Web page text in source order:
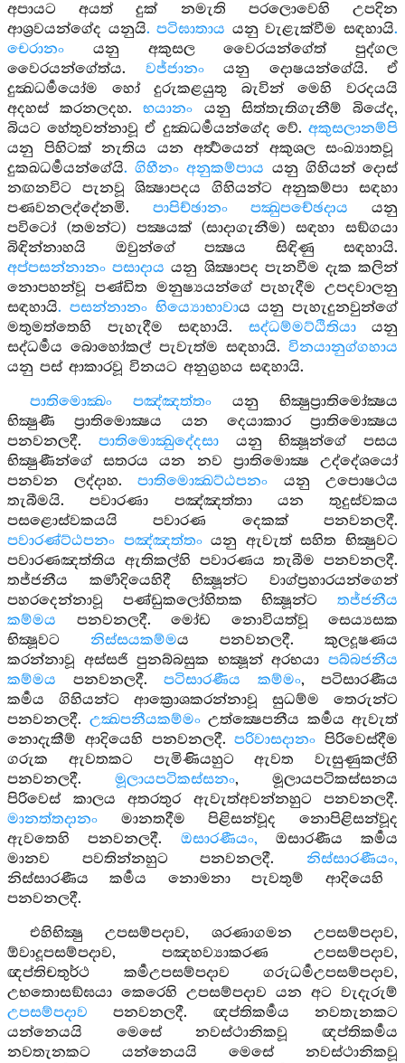
අපායට අයත් දුක් නමැති පරලොවෙහි උපදින
ආශ්‍රවයන්ගේද යනුයි. පටිඝාතාය යනු වැළැක්වීම සඳහායි.
චෙරානං යනු අකුසල වෛරයන්ගේත් පුද්ගල
වෛරයන්ගේත්ය. වජ්ජානංයනු දොෂයන්ගේයි. ඒ
දුක්‍ඛධර්‍මයෝම හෝ දුරුකළයුතු බැවින් මෙහි වරදයයි
අදහස් කරනලදහ.භයානං යනු සිත්තැතිගැනීම් බියේද,
බියට හේතුවන්නාවූ ඒ දුක්‍ඛධර්‍මයන්ගේද වේ. අකුසලානම්පි
යනු පිහිටක් නැතිය යන අර්‍ත්‍ථයෙන් අකුශල සංඛ්‍යාතවූ
දුකඛධර්‍මයන්ගේයි. ගිහීනං අනුකම්පාය යනු ගිහියන් දොස්
නඟනවිට පැනවූ ශික්‍ෂාපදය ගිහියන්ට අනුකම්පා සඳහා
පණවනලද්දේනමි. පාපිච්ඡානං පක්‍ඛුපචේඡදාය යනු
පවිටෝ (තමන්ට) පක්‍ෂයක් (සාදාගැනීම) සඳහා සඞ්ගයා
බිඳින්නාහයි ඔවුන්ගේ පක්‍ෂය සිඳිණු සඳහායි.
අප්පසන්නානං පසාදාය යනු ශික්‍ෂාපද පැනවීම දැක කලින්
නොපහන්වූ පණ්ඩිත මනුෂ්‍යයන්ගේ පැහැදීම උපදවාලනු
සඳහායි. පසන්නානං භිය්‍යොභාවාය යනු පැහැදුනවුන්ගේ
මතුමත්තෙහි පැහැදීම සඳහායි. සද්ධම්මට්ඨිතියායනු
සද්ධර්‍මය බොහෝකල් පැවැත්ම සඳහායි. විනයානුග්ගහාය
යනු පස් ආකාරවූ විනයට අනුග්‍රහය සඳහායි.
පාතිමොක්‍ඛං පඤ්ඤත්තංයනු භික්‍ෂුප්‍රාතිමෝක්‍ෂය
භික්‍ෂුණී ප්‍රාතිමොක්‍ෂය යන දෙයාකාර ප්‍රාතිමොක්‍ෂය
පනවනලදී. පාතිමොක්‍ඛුදේදසායනු භික්‍ෂූන්ගේ පසය
භික්‍ෂුණීන්ගේ සතරය යන නව ප්‍රාතිමොක්‍ෂ උද්දේශයෝ
පනවන ලද්දාහ. පාතිමොක්‍ඛට්ඨපනං යනු උපොෂථය
තැබීමයි. පවාරණා පඤ්ඤත්තා යන තුදුස්වකය
පසළොස්වකයයි පවාරණ දෙකක් පනවනලදී.
පවාරණ්ට්ඨපනං පඤ්ඤත්තංයනු ඇවැත් සහිත භික්‍ෂුවට
පවාරණඤත්තිය ඇතිකල්හි පවාරණය තැබීම පනවනලදී.
තජ්ජනීය කර්‍මාදියෙහිදී භික්‍ෂූන්ට වාග්ප්‍රහාරයන්ගෙන්
පහරදෙන්නාවූ පණ්ඩුකලෝහිතක භික්‍ෂූන්ට තජ්ජනීය
කම්මය පනවනලදී. මෝඩ නොවියත්වූ සෙය්‍යසක
භික්‍ෂූවට නිස්සයකම්මය පනවනලදී. කුලදූෂණය
කරන්නාවූ අස්සජි පුනබ්බසුක භක්‍ෂූන් අරභයා පබ්බජනීය
කම්මය පනවනලදී. පටිසාරණීය කම්මං, පටිසාරණීය
කර්‍මය ගිහියන්ට ආක්‍රොශකරන්නාවූ සුධම්ම තෙරුන්ට
පනවනලදී. උක්‍ඛපනීයකම්මංඋත්ක්‍ෂෙපනීය කර්‍මය ඇවැත්
නොදැකීම් ආදියෙහි පනවනලදී.පරිවාසදානං පිරිවෙස්දීම
ගරුක ඇවතකට පැමිණියහුට ඇවත වැසුණුකල්හි
පනවනලදී. මූලායපටිකස්සනං, මූලායපටිකස්සනය
පිරිවෙස් කාලය අතරතුර ඇවැත්අවන්නහුට පනවනලදී.
මානත්තදානං මානතදීම පිළිසන්වූද නොපිළිසන්වූද
ඇවතෙහි පනවනලදී. ඔසාරණීයං, ඔසාරණීය කර්‍මය
මානව පවතින්නහුට පනවනලදී. නිස්සාරණීයං,
නිස්සාරණීය කර්‍මය නොමනා පැවතුම් ආදියෙහි
පනවනලදී.
එහිභික්‍ෂු උපසම්පදාව, ශරණාගමන උපසම්පදාව,
ඕවාදූපසම්පදාව, පඤහව්‍යාකරණ උපසම්පදාව,
ඥප්තිචතුර්ථ කර්‍මඋපසම්පදාව ගරුධර්‍මඋපසම්පදාව,
උභතොසඞ්ඝයා කෙරෙහි උපසම්පදාව යන අට වැදැරුම්
උපසම්පදාව පනවනලදී. ඥප්තිකර්‍මය නවතැනකට
යන්නෙයයි මෙසේ නවස්ථානිකවූ ඥප්තිකර්‍මය
නවතැනකට යන්නෙයයි මෙසේ නවස්ථානිකවූ